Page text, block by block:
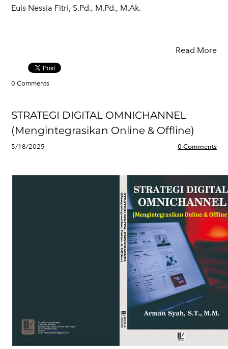
Euis Nessia Fitri, S.Pd., M.Pd., M.Ak.
Read More
0 Comments
STRATEGI DIGITAL OMNICHANNEL
(Mengintegrasikan Online & Offline)
5/18/2025 0 Comments